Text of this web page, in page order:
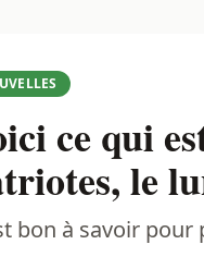
ce qui
le
bon à savoir